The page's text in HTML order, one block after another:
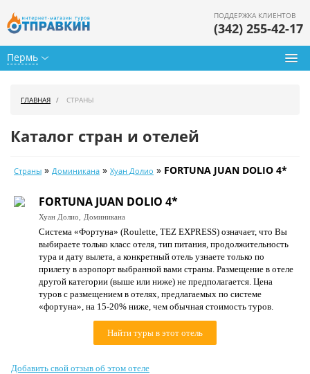
Пермь
ПОДДЕРЖКА КЛИЕНТОВ
(342) 255-42-17
Календарь туров
Цены дня
Страны
Как купить
О нас
ГЛАВНАЯ СТРАНЫ
Каталог стран и отелей
Страны » Доминикана » Хуан Долио » FORTUNA JUAN DOLIO 4*
FORTUNA JUAN DOLIO 4*
Хуан Долио, Доминикана
Система «Фортуна» (Roulette, TEZ EXPRESS) означает, что Вы
выбираете только класс отеля, тип питания, продолжительность
тура и дату вылета, а конкретный отель узнаете только по
прилету в аэропорт выбранной вами страны. Размещение в отеле
другой категории (выше или ниже) не предполагается. Цена
туров c размещением в отелях, предлагаемых по системе
«фортуна», на 15-20% ниже, чем обычная стоимость туров.
Найти туры в этот отель
Добавить свой отзыв об этом отеле